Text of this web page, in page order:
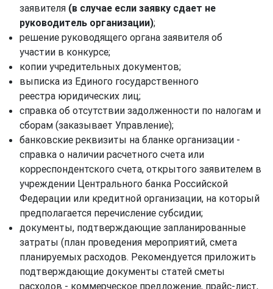
заявителя (в случае если заявку сдает не
руководитель организации);
решение руководящего органа заявителя об
участии в конкурсе;
копии учредительных документов;
выписка из Единого государственного
реестра юридических лиц;
справка об отсутствии задолженности по налогам и
сборам (заказывает Управление);
банковские реквизиты на бланке организации -
справка о наличии расчетного счета или
корреспондентского счета, открытого заявителем в
учреждении Центрального банка Российской
Федерации или кредитной организации, на который
предполагается перечисление субсидии;
документы, подтверждающие запланированные
затраты (план проведения мероприятий, смета
планируемых расходов. Рекомендуется приложить
подтверждающие документы статей сметы
расходов - коммерческое предложение, прайс-лист,